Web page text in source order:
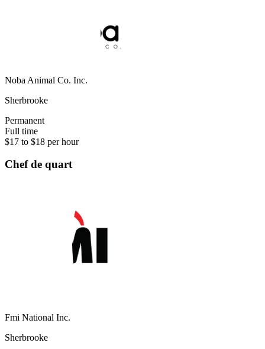
Noba Animal Co. Inc.
Sherbrooke
Permanent
Full time
$17 to $18 per hour
Chef de quart
Fmi National Inc.
Sherbrooke